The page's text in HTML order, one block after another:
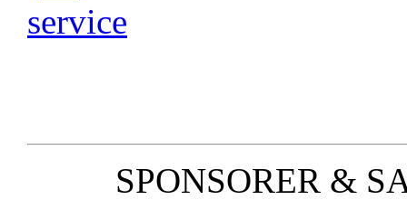
SPONSORER &